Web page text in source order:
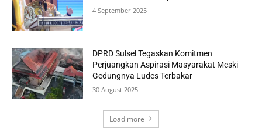
4 September 2025
DPRD Sulsel Tegaskan Komitmen
Perjuangkan Aspirasi Masyarakat Meski
Gedungnya Ludes Terbakar
30 August 2025
Load more